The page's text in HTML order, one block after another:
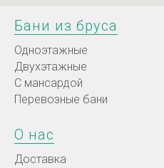
Бани из бруса
Одноэтажные
Двухэтажные
C мансардой
Перевозные бани
О нас
Доставка